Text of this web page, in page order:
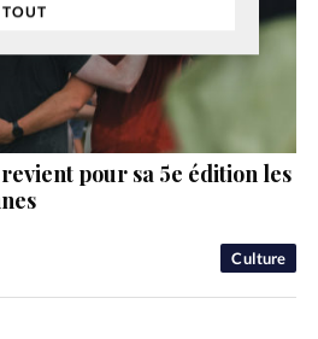
Culture
revient pour sa 5e édition les